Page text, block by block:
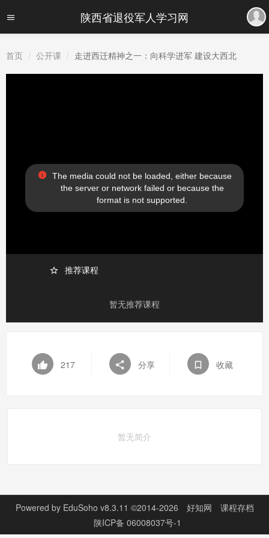
陕西省退役军人学习网
首页 公开课 走进西迁精神之一：向科学进军 建设大西北
推荐课程
暂无推荐课程
217 分享 收藏
暂无简介
Powered by EduSoho v8.3.11 ©2014-2026 好知网
课程存档
陕ICP备 06008037号-1